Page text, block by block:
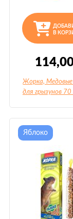
В
Жорка, Медовые
для грызунов 70
Яблоко